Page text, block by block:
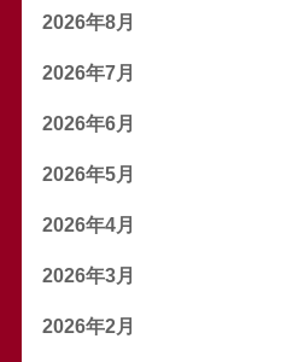
2026年8月
2026年7月
2026年6月
2026年5月
2026年4月
2026年3月
2026年2月